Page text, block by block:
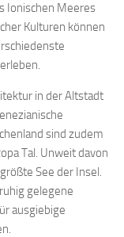
Ionischen Meeres
Kulturen können
in der Altstadt
sind zudem
Tal. Unweit davon
See der Insel.
gelegene
ausgiebige